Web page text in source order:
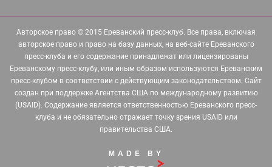
Авторское право © 2015 Ереванский пресс-клуб. Все права, включая
авторское право и право на базу данных, на веб-сайте Ереванского
пресс-клуба и его содержание принадлежат или лицензированы
Ереванскому пресс-клубу, или иным образом используются Ереванским
пресс-клубом в соответствии с действующим законодательством. Сайт
создан при поддержке Агентства США по международному развитию
(USAID). Содержание является ответственностью Ереванского пресс-
клуба и не обязательно отражает точку зрения USAID или
правительства США.
MADE BY